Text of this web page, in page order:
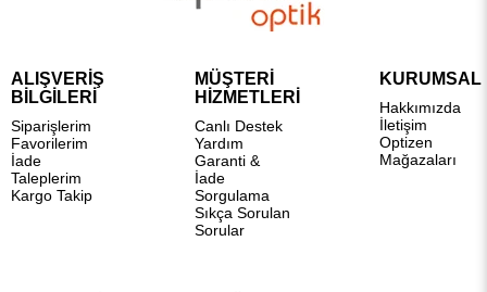
ALIŞVERİŞ
BİLGİLERİ
Siparişlerim
Favorilerim
İade
Taleplerim
Kargo Takip
MÜŞTERİ
HİZMETLERİ
Canlı Destek
Yardım
Garanti &
İade
Sorgulama
Sıkça Sorulan
Sorular
KURUMSAL
Hakkımızda
İletişim
Optizen
Mağazaları